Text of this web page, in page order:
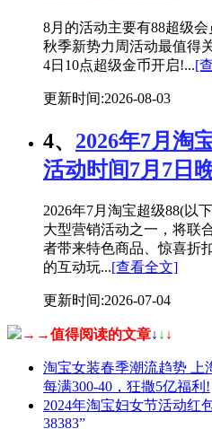
8月的活动主要有88超级
秋季新势力周活动最值得
4日10点超级金币开启!...[
更新时间:2026-08-03
4、 2026年7月淘
活动时间7月7日
2026年7月淘宝超级88(以
大型营销活动之一，将联
者带来特色商品、惊喜折
的互动玩...[查看全文]
更新时间:2026-07-04
→→值得阅读的文章↓ ↓ ↓
淘宝女装春季潮流趋势 上
每满300-40，狂撒5亿福利!
2024年淘宝妇女节活动红
38383”